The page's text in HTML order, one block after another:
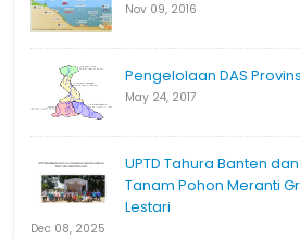
Nov 09, 2016
Pengelolaan DAS
May 24, 2017
UPTD Tahura Banten
Tanam Pohon Meranti
Lestari
Dec 08, 2025